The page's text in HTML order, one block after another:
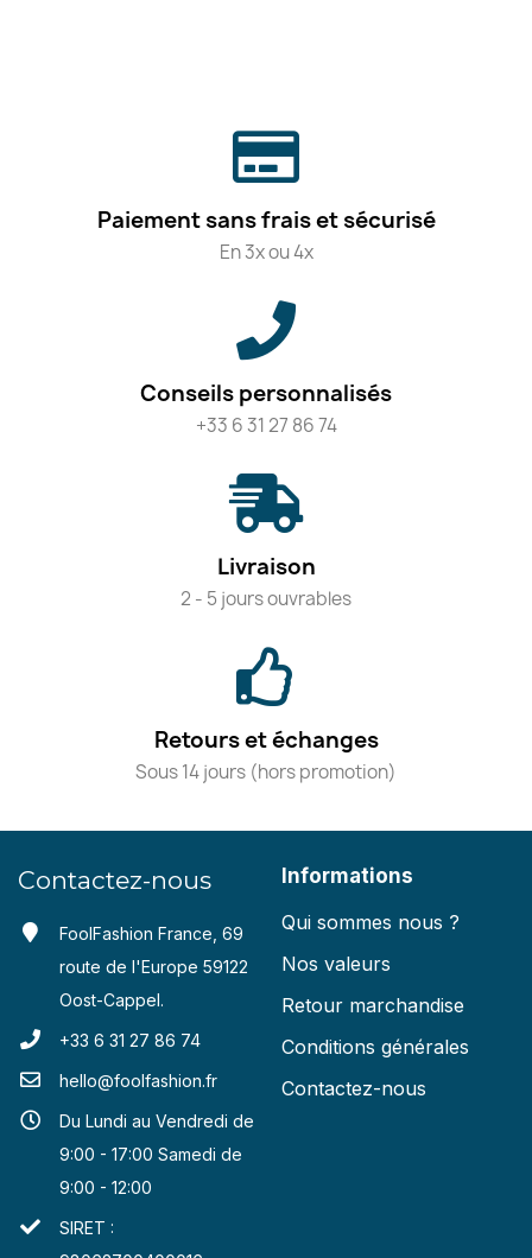
Paiement sans frais et sécurisé
En 3x ou 4x
Conseils personnalisés
+33 6 31 27 86 74
Livraison
2 - 5 jours ouvrables
Retours et échanges
Sous 14 jours (hors promotion)
Contactez-nous
FoolFashion France, 69
route de l'Europe 59122
Oost-Cappel.
+33 6 31 27 86 74
hello@foolfashion.fr
Du Lundi au Vendredi de
9:00 - 17:00 Samedi de
9:00 - 12:00
SIRET :
Informations
Qui sommes nous ?
Nos valeurs
Retour marchandise
Conditions générales
Contactez-nous